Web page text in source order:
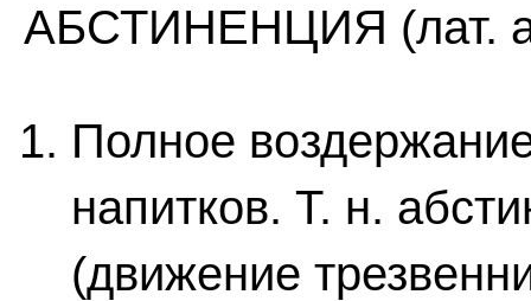
АБСТИНЕНЦИЯ (лат.
Полное
напитков. Т. н.
(движение